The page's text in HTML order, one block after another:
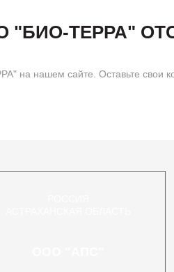
ТЕРРА"
на нашем сайте. Оставьте свои